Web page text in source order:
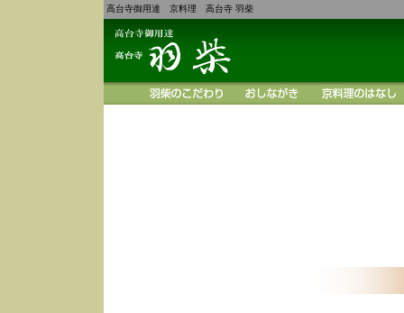
高台寺御用達 京料理 高台寺 羽柴